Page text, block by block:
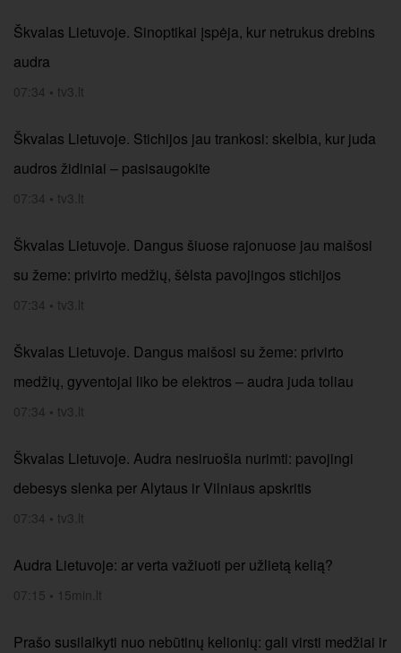
Škvalas Lietuvoje. Sinoptikai įspėja, kur netrukus drebins
audra
07:34 • tv3.lt
Škvalas Lietuvoje. Stichijos jau trankosi: skelbia, kur juda
audros židiniai – pasisaugokite
07:34 • tv3.lt
Škvalas Lietuvoje. Dangus šiuose rajonuose jau maišosi
su žeme: privirto medžių, šėlsta pavojingos stichijos
07:34 • tv3.lt
Škvalas Lietuvoje. Dangus maišosi su žeme: privirto
medžių, gyventojai liko be elektros – audra juda toliau
07:34 • tv3.lt
Škvalas Lietuvoje. Audra nesiruošia nurimti: pavojingi
debesys slenka per Alytaus ir Vilniaus apskritis
07:34 • tv3.lt
Audra Lietuvoje: ar verta važiuoti per užlietą kelią?
07:15 • 15min.lt
Prašo susilaikyti nuo nebūtinų kelionių: gali virsti medžiai ir